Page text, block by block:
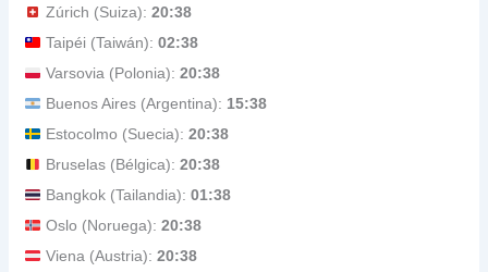
Zúrich (Suiza):20:38
Taipéi (Taiwán):02:38
Varsovia (Polonia):20:38
Buenos Aires (Argentina): 15:38
Estocolmo (Suecia):20:38
Bruselas (Bélgica):20:38
Bangkok (Tailandia):01:38
Oslo (Noruega):20:38
Viena (Austria):20:38